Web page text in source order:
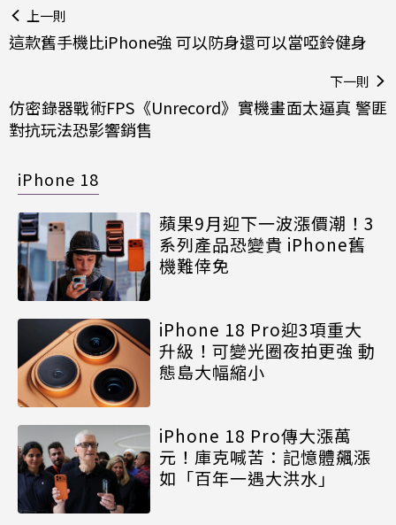
上一則
這款舊手機比iPhone強 可以防身還可以當啞鈴健身
下一則
仿密錄器戰術FPS《Unrecord》實機畫面太逼真 警匪
對抗玩法恐影響銷售
iPhone 18
蘋果9月迎下一波漲價潮！3
系列產品恐變貴 iPhone舊
機難倖免
iPhone 18 Pro迎3項重大
升級！可變光圈夜拍更強 動
態島大幅縮小
iPhone 18 Pro傳大漲萬
元！庫克喊苦：記憶體飆漲
如「百年一遇大洪水」